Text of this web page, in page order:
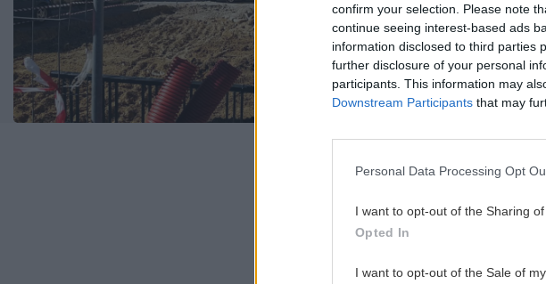
confirm your selection. Please note
continue seeing interest-based ads
information disclosed to third parties
further disclosure of your personal
participants. This information may
Downstream Participants that may
Personal Data Processing Opt
I want to opt-out of the Sharing
Opted In
I want to opt-out of the Sale of
17:19 | 11/02/2014
Διαβάστε όλο το άρθρο